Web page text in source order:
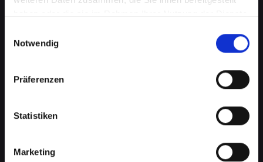
haben oder die sie im Rahmen Ihrer Nutzung der Dienste
Notwendig
Präferenzen
Statistiken
Marketing
Displayprobleme bei Ihrem
IPHONE-11 in Absdorf schnell
Ein beschädigtes oder defektes Display bei
Ihrem IPHONE-11 kann mehr als nur ein
optisches Ärgernis sein. Es beeinträchtigt die
Benutzerfreundlichkeit, verringert die
Lesbarkeit und kann sogar die Touch-
Funktionalität einschränken. Von Rissen bis zu